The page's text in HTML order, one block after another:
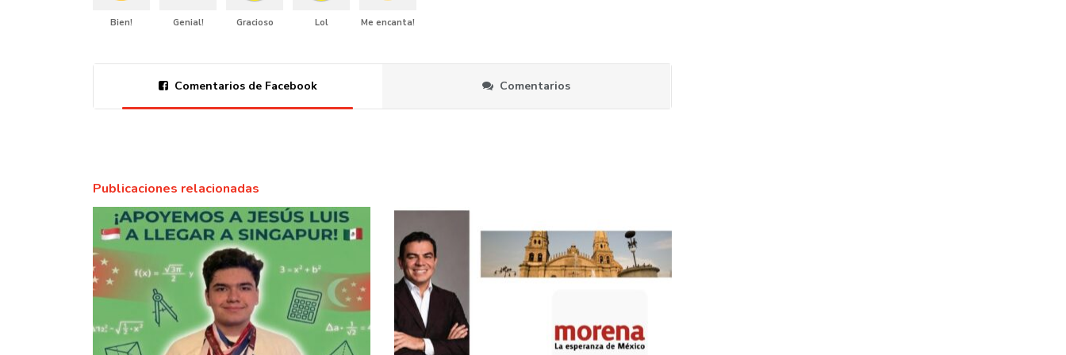
Bien! Genial! Gracioso Lol Me encanta!
Comentarios de Facebook Comentarios
Publicaciones relacionadas